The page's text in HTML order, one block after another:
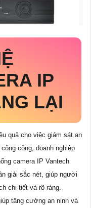
IP
LẠI
quả cho việc giám sát an
cộng, doanh nghiệp
camera IP Vantech
giải sắc nét, giúp người
chi tiết và rõ ràng.
tăng cường an ninh và